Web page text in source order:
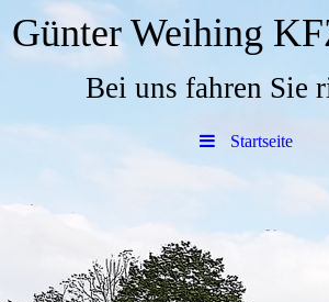
Günter Weihing
Bei uns fahren Sie
Startseite